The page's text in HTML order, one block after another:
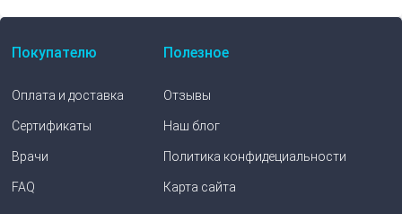
Покупателю
Оплата и доставка
Сертификаты
Врачи
FAQ
Полезное
Отзывы
Наш блог
Политика конфидециальности
Карта сайта